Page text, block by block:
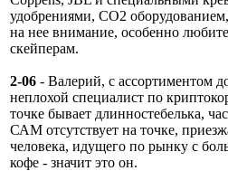
удобрениями, СО2
на нее внимание, особенно
скейперам.
2-06 - Валерий, с ассортиментом
неплохой специалист по
точке бывает длинностебелька,
САМ отсутствует на точке,
человека, идущего по рынку с
кофе - значит это он.